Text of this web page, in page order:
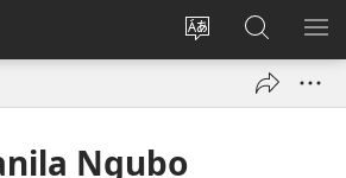
Change
language
Ngina
(opens
Shaka
Zwithu
mu
Ngubo